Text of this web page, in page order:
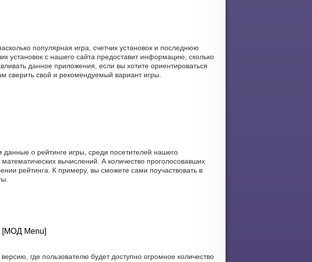
популярная игра, счетчик установок и последнюю
установок с нашего сайта предоставит информацию, сколько
данное приложения, если вы хотите ориентироваться
сверить свой и рекомендуемый вариант игры.
о рейтинге игры, среди посетителей нашего
вычислений. А количество проголосовавших
рейтинга. К примеру, вы сможете сами поучаствовать в
[МОД Menu]
где пользователю будет доступно огромное количество